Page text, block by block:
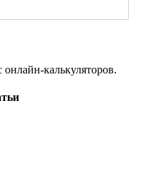
онлайн-калькуляторов.